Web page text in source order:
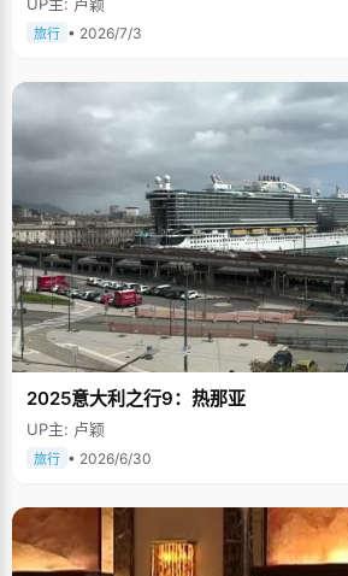
UP主: 卢颖
旅行 • 2026/7/3
2025意大利之行9：热那亚
UP主: 卢颖
旅行 • 2026/6/30